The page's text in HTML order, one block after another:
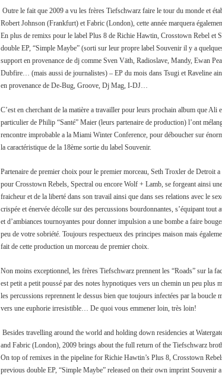
Outre le fait que 2009 a vu les frères Tiefschwarz faire le tour du monde et
Robert Johnson (Frankfurt) et Fabric (London), cette année marquera
En plus de remixs pour le label Plus 8 de Richie Hawtin, Crosstown Rebel et
double EP, “Simple Maybe” (sorti sur leur propre label Souvenir il y a
support en provenance de dj comme Sven Väth, Radioslave, Mandy, Ewan
Dubfire… (mais aussi de journalistes) – EP du mois dans Tsugi et Raveline
en provenance de De-Bug, Groove, Dj Mag, I-DJ…
C’est en cherchant de la matière a travailler pour leurs prochain album que
particulier de Philip “Santé” Maier (leurs partenaire de production) l’ont
rencontre improbable a la Miami Winter Conference, pour déboucher sur
la caractéristique de la 18ème sortie du label Souvenir.
Partenaire de premier choix pour le premier morceau, Seth Troxler de Detroit
pour Crosstown Rebels, Spectral ou encore Wolf + Lamb, se forgeant ainsi
fraicheur et de la liberté dans son travail ainsi que dans ses relations avec le
crispée et énervée décolle sur des percussions bourdonnantes, s’équipant tout
et d’ambiances tournoyantes pour donner impulsion a une bombe a faire
peu de votre sobriété. Toujours respectueux des principes maison mais
fait de cette production un morceau de premier choix.
Non moins exceptionnel, les frères Tiefschwarz prennent les “Roads” sur la
est petit a petit poussé par des notes hypnotiques vers un chemin un peu plus
les percussions reprennent le dessus bien que toujours infectées par la boucle
vers une euphorie irresistible… De quoi vous emmener loin, très loin!
Besides travelling around the world and holding down residencies at
and Fabric (London), 2009 brings about the full return of the Tiefschwarz
On top of remixes in the pipeline for Richie Hawtin’s Plus 8, Crosstown
previous double EP, “Simple Maybe” released on their own imprint Souvenir